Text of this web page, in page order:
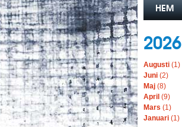
HEM
2026
Augusti (1)
Juni (2)
Maj (8)
April (9)
Mars (1)
Januari (1)